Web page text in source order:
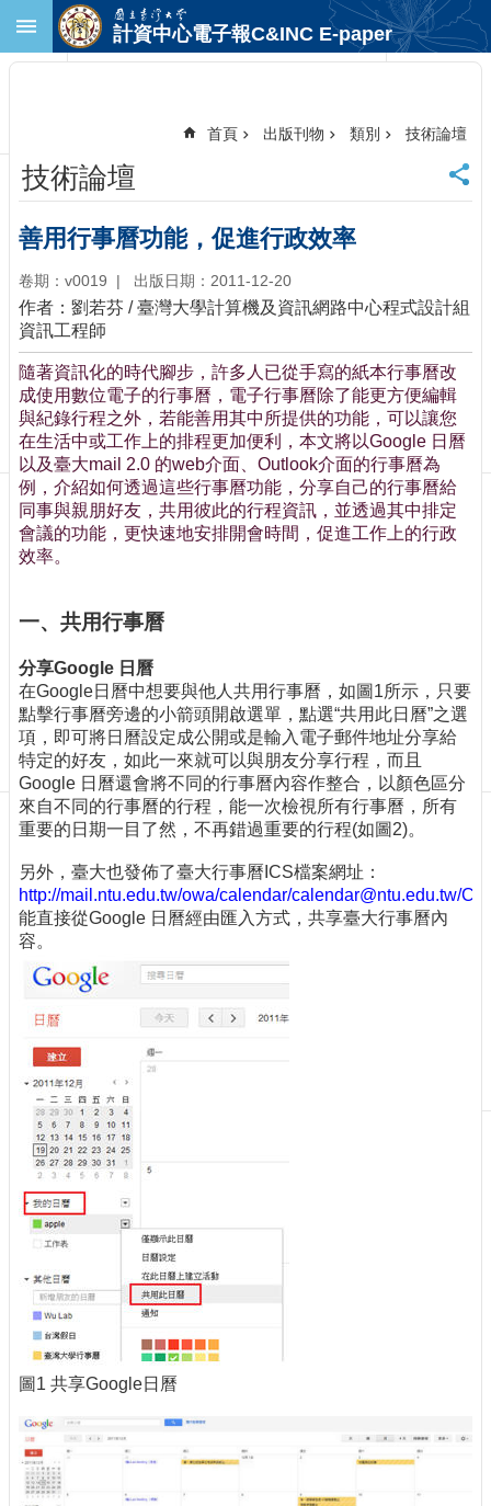
跳到主要內容區塊
首
頁
臺
大
首
頁
計
中
首
頁
聯
絡
資
訊
訂
閱/
網
導
覽
最
新
消
息
於
我
們
版
校
務
務
題
報
技
術
論
壇
業
專
欄
計資中心電子報C&INC E-paper
首頁 出版刊物 類別 技術論壇
技術論壇
善用行事曆功能，促進行政效率
卷期：v0019 出版日期：2011-12-20
作者：劉若芬 / 臺灣大學計算機及資訊網路中心程式設計組
資訊工程師
隨著資訊化的時代腳步，許多人已從手寫的紙本行事曆改
成使用數位電子的行事曆，電子行事曆除了能更方便編輯
與紀錄行程之外，若能善用其中所提供的功能，可以讓您
在生活中或工作上的排程更加便利，本文將以Google 日曆
以及臺大mail 2.0 的web介面、Outlook介面的行事曆為
例，介紹如何透過這些行事曆功能，分享自己的行事曆給
同事與親朋好友，共用彼此的行程資訊，並透過其中排定
會議的功能，更快速地安排開會時間，促進工作上的行政
效率。
一、共用行事曆
分享Google 日曆
在Google日曆中想要與他人共用行事曆，如圖1所示，只要
點擊行事曆旁邊的小箭頭開啟選單，點選“共用此日曆”之選
項，即可將日曆設定成公開或是輸入電子郵件地址分享給
特定的好友，如此一來就可以與朋友分享行程，而且
Google 日曆還會將不同的行事曆內容作整合，以顏色區分
來自不同的行事曆的行程，能一次檢視所有行事曆，所有
重要的日期一目了然，不再錯過重要的行程(如圖2)。
另外，臺大也發佈了臺大行事曆ICS檔案網址：
http://mail.ntu.edu.tw/owa/calendar/calendar@ntu.edu.tw/
能直接從Google 日曆經由匯入方式，共享臺大行事曆內
容。
圖1 共享Google日曆